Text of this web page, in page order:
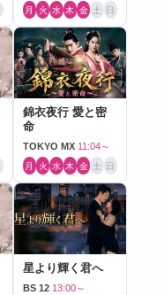
月 火 水 木 金 土 日
錦衣夜行 愛と密
命
TOKYO MX 11:04～
月 火 水 木 金 土 日
星より輝く君へ
BS 12 13:00～